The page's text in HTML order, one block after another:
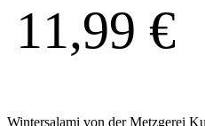
11,99 €
Wintersalami von der Metzgerei